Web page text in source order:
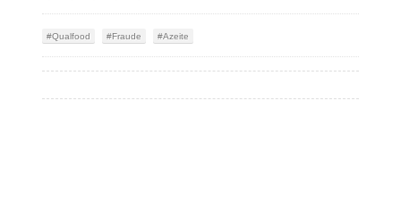
Qualfood Fraude Azeite